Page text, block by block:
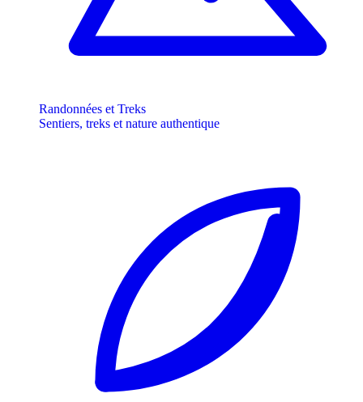
Randonnées et Treks
Sentiers, treks et nature authentique